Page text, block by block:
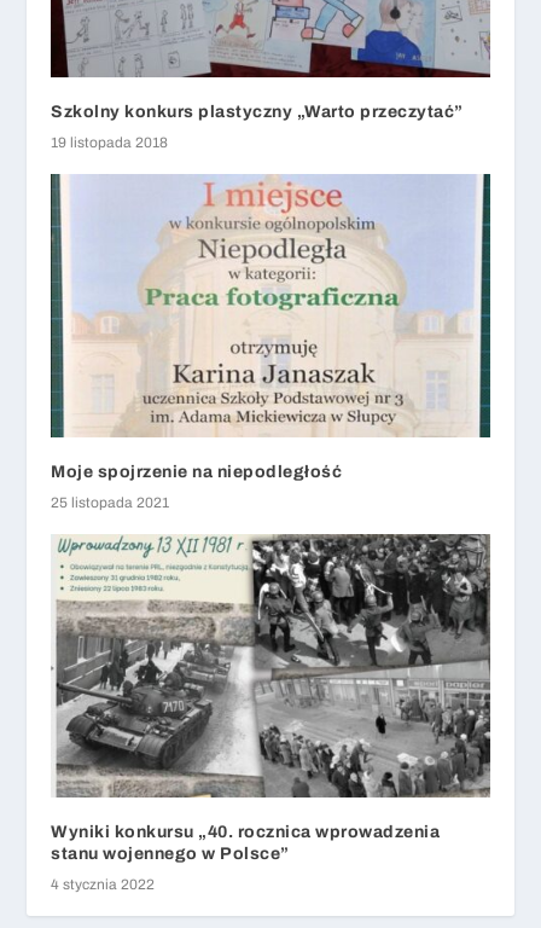
Szkolny konkurs plastyczny „Warto przeczytać”
19 listopada 2018
Moje spojrzenie na niepodległość
25 listopada 2021
Wyniki konkursu „40. rocznica wprowadzenia
stanu wojennego w Polsce”
4 stycznia 2022